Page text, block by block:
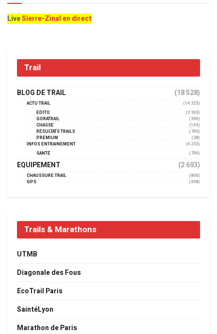
LiveSierre-Zinal en direct
Trail
BLOG DE TRAIL (18 528)
ACTU TRAIL
(14 323)
EDITO
(3 363)
GORATRAIL
(390)
CHASSE
(149)
RÉSULTATS TRAILS
(740)
PREMIUM
(38)
INFOS ENTRAINEMENT
(4 233)
SANTÉ
(794)
EQUIPEMENT (2 693)
CHAUSSURE TRAIL
(800)
GPS
(958)
Trails & Marathons
UTMB
Diagonale des Fous
EcoTrail Paris
SaintéLyon
Marathon de Paris